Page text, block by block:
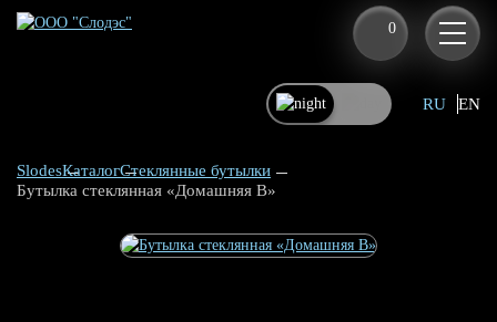
0
RU EN
SlodesКаталогСтеклянные бутылки
Бутылка стеклянная «Домашняя В»